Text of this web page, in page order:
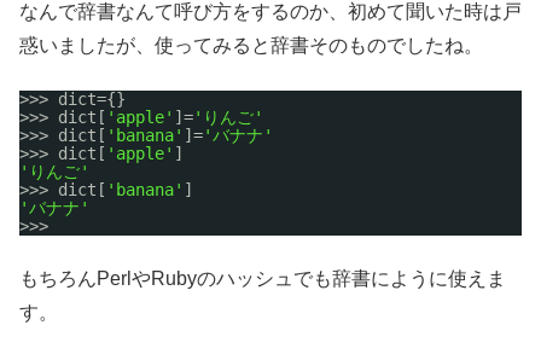
なんで辞書なんて呼び方をするのか、初めて聞いた時は戸
惑いましたが、使ってみると辞書そのものでしたね。
>>> dict={}
>>> dict[ 'apple' ]='りんご'
>>> dict[ 'banana' ]='バナナ'
>>> dict[ 'apple' ]
'りんご'
>>> dict[ 'banana' ]
'バナナ'
>>>
もちろんPerlやRubyのハッシュでも辞書にように使えま
す。